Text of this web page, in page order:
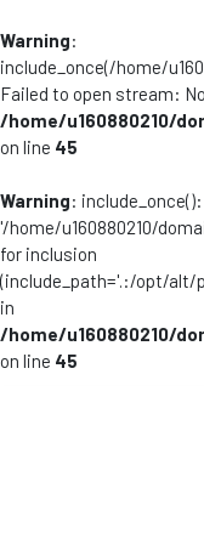
Warning:
include_once(/home/
Failed to open stream:
/home/u160880210/
on line 45
Warning:
'/home/u160880210/
for inclusion
(include_path='.:/opt/
in
/home/u160880210/
on line 45